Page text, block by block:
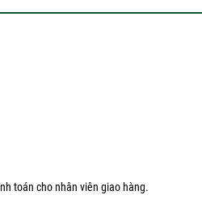
toán cho nhân viên giao hàng.